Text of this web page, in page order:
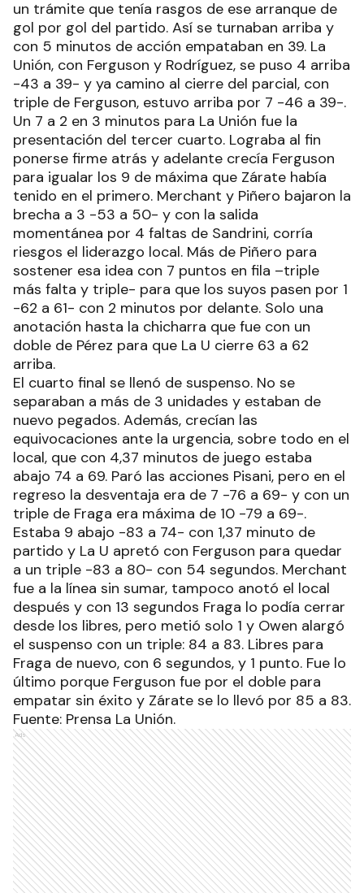
un trámite que tenía rasgos de ese arranque de
gol por gol del partido. Así se turnaban arriba y
con 5 minutos de acción empataban en 39. La
Unión, con Ferguson y Rodríguez, se puso 4 arriba
-43 a 39- y ya camino al cierre del parcial, con
triple de Ferguson, estuvo arriba por 7 -46 a 39-.
Un 7 a 2 en 3 minutos para La Unión fue la
presentación del tercer cuarto. Lograba al fin
ponerse firme atrás y adelante crecía Ferguson
para igualar los 9 de máxima que Zárate había
tenido en el primero. Merchant y Piñero bajaron la
brecha a 3 -53 a 50- y con la salida
momentánea por 4 faltas de Sandrini, corría
riesgos el liderazgo local. Más de Piñero para
sostener esa idea con 7 puntos en fila –triple
más falta y triple- para que los suyos pasen por 1
-62 a 61- con 2 minutos por delante. Solo una
anotación hasta la chicharra que fue con un
doble de Pérez para que La U cierre 63 a 62
arriba.
El cuarto final se llenó de suspenso. No se
separaban a más de 3 unidades y estaban de
nuevo pegados. Además, crecían las
equivocaciones ante la urgencia, sobre todo en el
local, que con 4,37 minutos de juego estaba
abajo 74 a 69. Paró las acciones Pisani, pero en el
regreso la desventaja era de 7 -76 a 69- y con un
triple de Fraga era máxima de 10 -79 a 69-.
Estaba 9 abajo -83 a 74- con 1,37 minuto de
partido y La U apretó con Ferguson para quedar
a un triple -83 a 80- con 54 segundos. Merchant
fue a la línea sin sumar, tampoco anotó el local
después y con 13 segundos Fraga lo podía cerrar
desde los libres, pero metió solo 1 y Owen alargó
el suspenso con un triple: 84 a 83. Libres para
Fraga de nuevo, con 6 segundos, y 1 punto. Fue lo
último porque Ferguson fue por el doble para
empatar sin éxito y Zárate se lo llevó por 85 a 83.
Fuente: Prensa La Unión.
Ads